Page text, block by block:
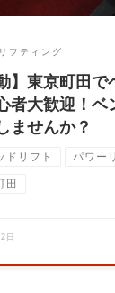
フティング
】東京町田
者大歓迎！ベ
ませんか？
ドリフト パワー
田
日